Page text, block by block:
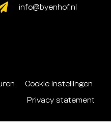
info@byenhof.nl
Cookie instellingen
Privacy statement